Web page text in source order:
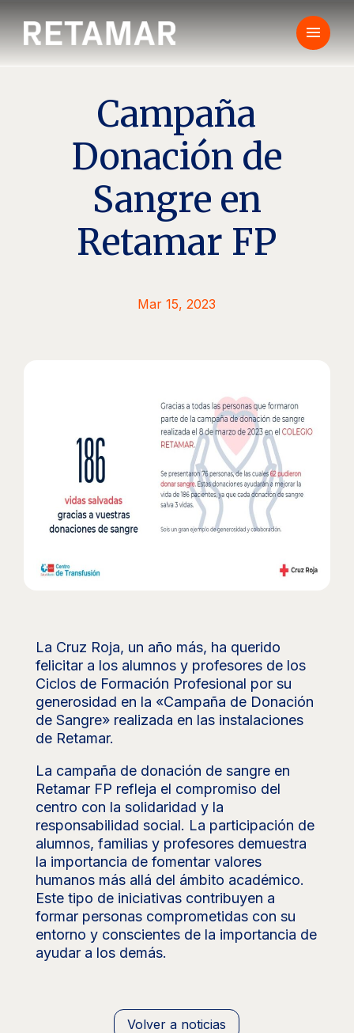
menu
Campaña
Donación de
Sangre en
Retamar FP
Mar 15, 2023
La Cruz Roja, un año más, ha querido
felicitar a los alumnos y profesores de los
Ciclos de Formación Profesional por su
generosidad en la «Campaña de Donación
de Sangre» realizada en las instalaciones
de Retamar.
La campaña de donación de sangre en
Retamar FP refleja el compromiso del
centro con la solidaridad y la
responsabilidad social. La participación de
alumnos, familias y profesores demuestra
la importancia de fomentar valores
humanos más allá del ámbito académico.
Este tipo de iniciativas contribuyen a
formar personas comprometidas con su
entorno y conscientes de la importancia de
ayudar a los demás.
Volver a noticias